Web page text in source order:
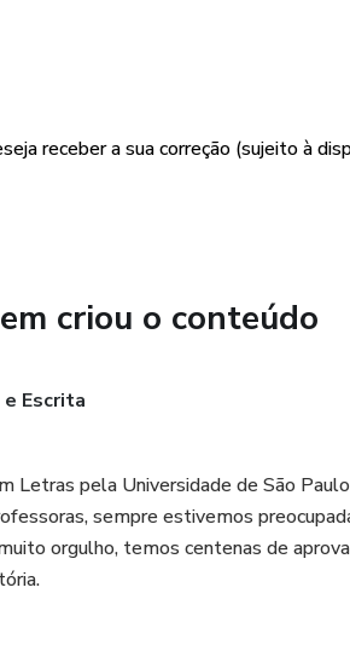
receber a sua correção (sujeito à
criou o conteúdo
Escrita
Letras pela Universidade de São
sempre estivemos
orgulho, temos centenas de